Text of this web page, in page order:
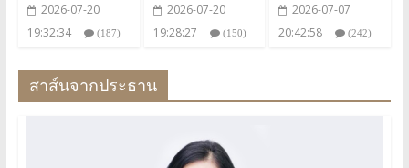
2026-07-20
19:32:34
(187)
2026-07-20
19:28:27
(150)
2026-07-07
20:42:58
(242)
สาส์นจากประธาน